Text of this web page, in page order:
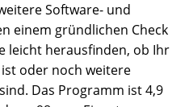
Software- und
einem gründlichen Check
leicht herausfinden, ob Ihr
oder noch weitere
Das Programm ist 4,9